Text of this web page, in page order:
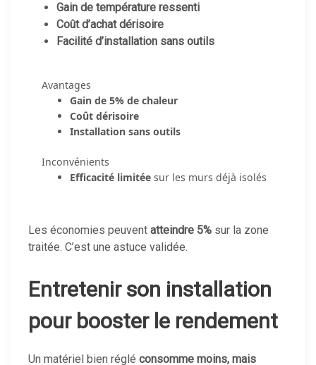
Gain de température ressenti
Coût d’achat dérisoire
Facilité d’installation sans outils
Avantages
Gain de 5% de chaleur
Coût dérisoire
Installation sans outils
Inconvénients
Efficacité limitéesur les murs déjà isolés
Les économies peuvent atteindre 5% sur la zone
traitée. C’est une astuce validée.
Entretenir son installation
pour booster le rendement
Un matériel bien réglé consomme moins, mais